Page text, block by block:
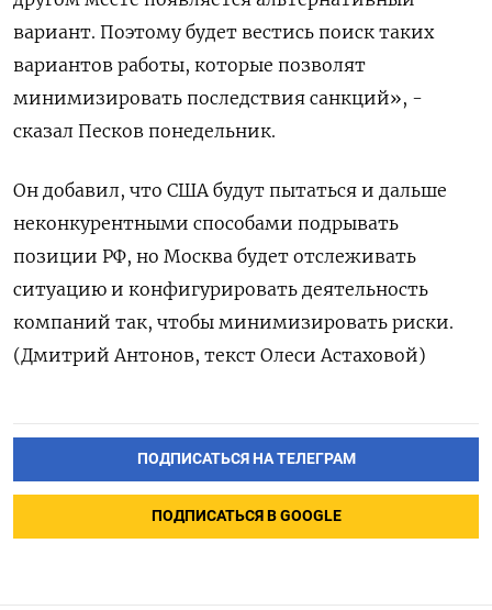
вариант. Поэтому будет вестись поиск таких
вариантов работы, которые позволят
минимизировать последствия санкций», -
сказал Песков понедельник.
Он добавил, что США будут пытаться и дальше
неконкурентными способами подрывать
позиции РФ, но Москва будет отслеживать
ситуацию и конфигурировать деятельность
компаний так, чтобы минимизировать риски.
(Дмитрий Антонов, текст Олеси Астаховой)
ПОДПИСАТЬСЯ НА ТЕЛЕГРАМ
ПОДПИСАТЬСЯ В GOOGLE